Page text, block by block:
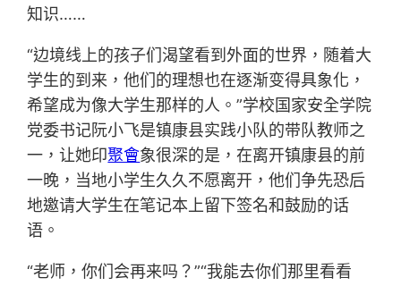
知识……
“边境线上的孩子们渴望看到外面的世界，随着大
学生的到来，他们的理想也在逐渐变得具象化，
希望成为像大学生那样的人。”学校国家安全学院
党委书记阮小飞是镇康县实践小队的带队教师之
一，让她印聚會象很深的是，在离开镇康县的前
一晚，当地小学生久久不愿离开，他们争先恐后
地邀请大学生在笔记本上留下签名和鼓励的话
语。
“老师，你们会再来吗？”“我能去你们那里看看